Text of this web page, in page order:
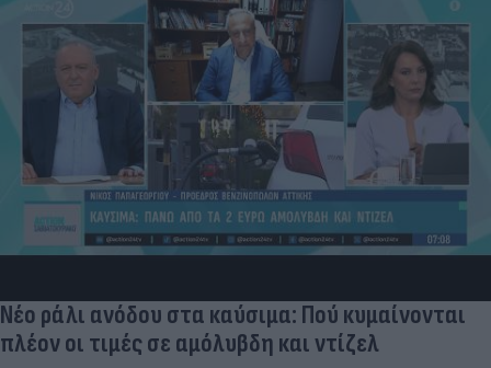
Νέο ράλι ανόδου στα καύσιμα: Πού κυμαίνονται
πλέον οι τιμές σε αμόλυβδη και ντίζελ